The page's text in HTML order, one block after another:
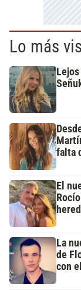
Lo más
falta
El
La
de
con